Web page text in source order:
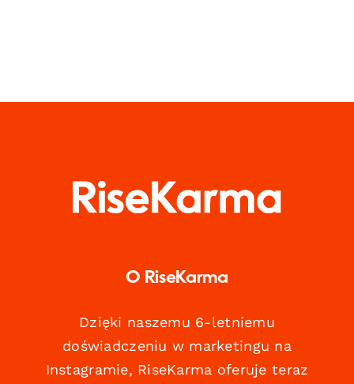
O RiseKarma
Dzięki naszemu 6-letniemu
doświadczeniu w marketingu na
Instagramie, RiseKarma oferuje teraz